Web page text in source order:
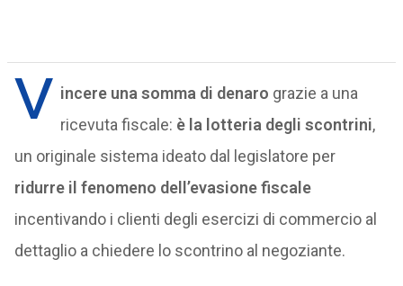
V incere una somma di denaro grazie a una
ricevuta fiscale: è la lotteria degli scontrini,
un originale sistema ideato dal legislatore per
ridurre il fenomeno dell’evasione fiscale
incentivando i clienti degli esercizi di commercio al
dettaglio a chiedere lo scontrino al negoziante.